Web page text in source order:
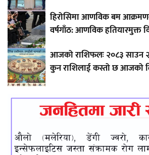
हिरोसिमा आणविक बम
वर्षगाँठ: आणविक हतियारमुक्त
आजको राशिफलः २०८३ साउन
कुन राशिलाई कस्तो छ आजको